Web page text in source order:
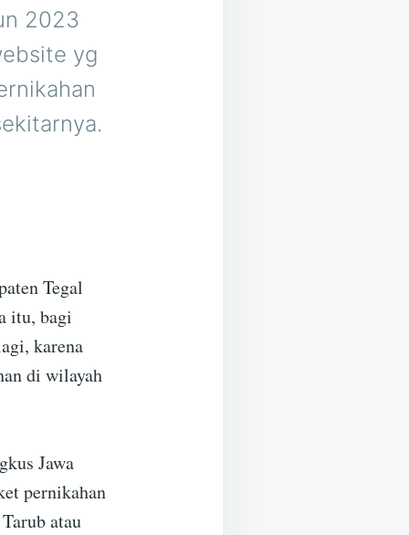
2023
yg
Tegal
itu, bagi
karena
di wilayah
Jawa
pernikahan
atau